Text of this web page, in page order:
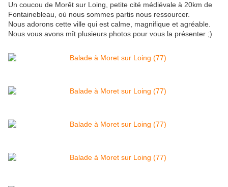
Un coucou de Morêt sur Loing, petite cité médiévale à 20km de
Fontainebleau, où nous sommes partis nous ressourcer.
Nous adorons cette ville qui est calme, magnifique et agréable.
Nous vous avons mît plusieurs photos pour vous la présenter ;)